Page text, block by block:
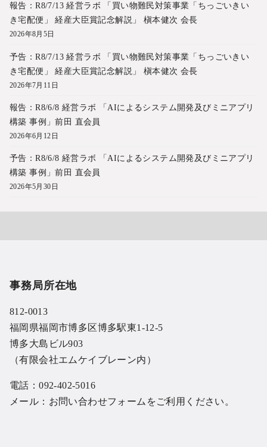
報告：R8/7/13 経営ラボ 「買い物難民対策事業「ちっごいきい
き宅配便」 経産大臣賞記念解説」 槇本健次 会長
2026年8月5日
予告：R8/7/13 経営ラボ 「買い物難民対策事業「ちっごいきい
き宅配便」 経産大臣賞記念解説」 槇本健次 会長
2026年7月11日
報告：R8/6/8 経営ラボ 「AIによるシステム開発及びミニアプリ
構築 事例」前田 直会員
2026年6月12日
予告：R8/6/8 経営ラボ 「AIによるシステム開発及びミニアプリ
構築 事例」前田 直会員
2026年5月30日
事務局所在地
812-0013
福岡県福岡市博多区博多駅東1-12-5
博多大島ビル903
（有限会社エムケイブレーン内）
電話：092-402-5016
メール： お問い合わせフォーム をご利用ください。